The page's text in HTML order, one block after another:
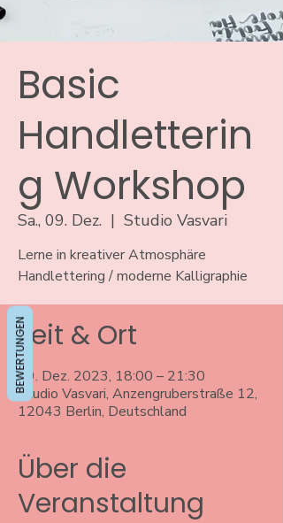
Basic
Handletterin
g Workshop
Sa., 09. Dez.
  |
Studio Vasvari
Lerne in kreativer Atmosphäre
Handlettering / moderne Kalligraphie
Zeit & Ort
09. Dez. 2023, 18:00 – 21:30
Studio Vasvari, Anzengruberstraße 12,
12043 Berlin, Deutschland
Über die
Veranstaltung
BEWERTUNGEN